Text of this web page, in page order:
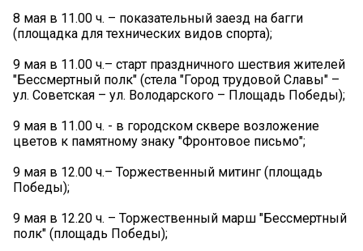
8 мая в 11.00 ч. – показательный заезд на багги
(площадка для технических видов спорта);
9 мая в 11.00 ч.– старт праздничного шествия жителей
"Бессмертный полк" (стела "Город трудовой Славы" –
ул. Советская – ул. Володарского – Площадь Победы);
9 мая в 11.00 ч. - в городском сквере возложение
цветов к памятному знаку "Фронтовое письмо";
9 мая в 12.00 ч.– Торжественный митинг (площадь
Победы);
9 мая в 12.20 ч. – Торжественный марш "Бессмертный
полк" (площадь Победы);